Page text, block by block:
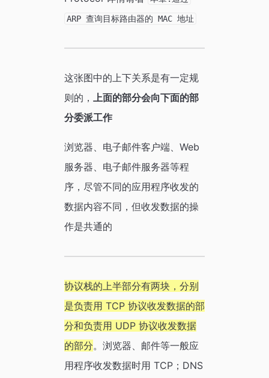
ARP 查询目标路由器的 MAC 地址
这张图中的上下关系是有一定规
则的，
上面的部分会向下面的部
分委派工作
浏览器、电子邮件客户端、Web
服务器、电子邮件服务器等程
序，尽管不同的应用程序收发的
数据内容不同，但收发数据的操
作是共通的
协议栈的上半部分有两块，分别
是负责用 TCP 协议收发数据的部
分和负责用 UDP 协议收发数据
的部分。浏览器、邮件等一般应
用程序收发数据时用 TCP；DNS